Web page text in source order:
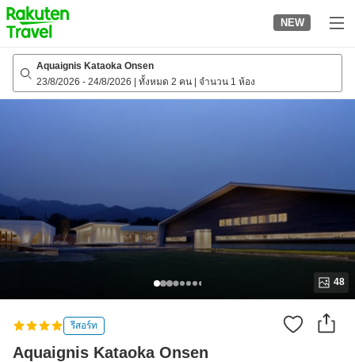
to
top
page
NEW
Aquaignis Kataoka Onsen
23/8/2026 - 24/8/2026 ทั้งหมด 2 คน จำนวน 1 ห้อง
48
รีสอร์ท
Aquaignis Kataoka Onsen